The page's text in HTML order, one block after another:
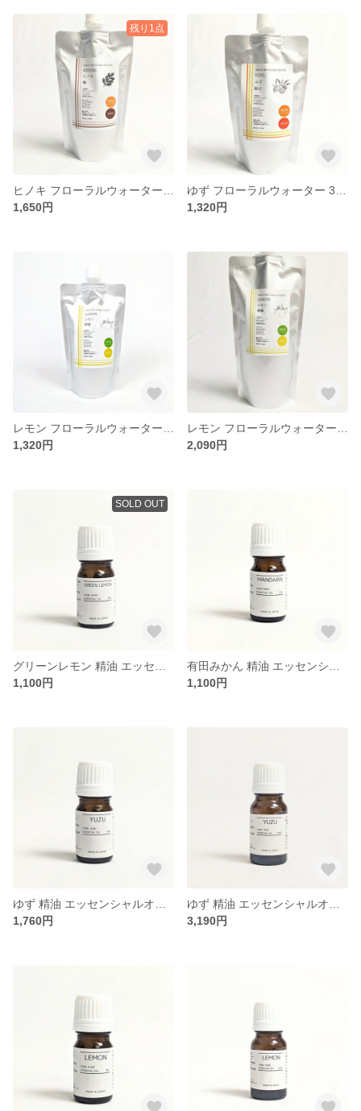
残り1点
1,650円
1,320円
1,320円
2,090円
SOLD OUT
1,100円
1,100円
1,760円
3,190円